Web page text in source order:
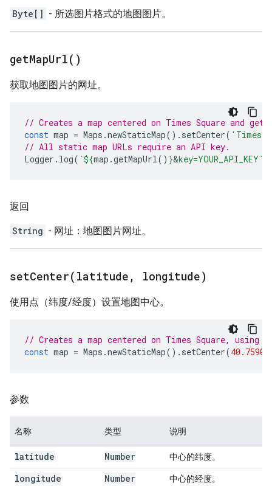
Byte[] - 所选图片格式的地图图片。
getMapUrl( )
获取地图图片的网址。
// Creates a map centered on Times Square and
const map = Maps .newStaticMap(). setCenter( 'Times
// All static map URLs require an API key.
Logger . log( `${map .getMapUrl() }&key=YOUR_API_KEY`
返回
String - 网址：地图图片网址。
setCenter( latitude , longitude)
使用点（纬度/经度）设置地图中心。
// Creates a map centered on Times Square, using
const map = Maps .newStaticMap(). setCenter(
参数
名称 类型 说明
latitude Number 中心的纬度。
longitude Number 中心的经度。